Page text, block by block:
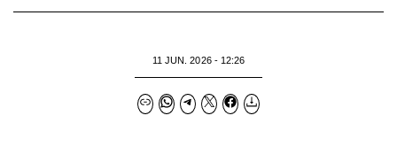
11 JUN. 2026 - 12:26